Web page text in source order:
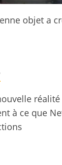
objet a
réalité
à ce que